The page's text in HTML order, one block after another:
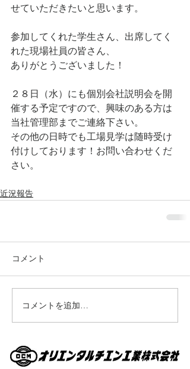
せていただきたいと思います。
参加してくれた学生さん、出席してく
れた現場社員の皆さん、
ありがとうございました！
２８日（水）にも個別会社説明会を開
催する予定ですので、興味のある方は
当社管理部までご連絡下さい。
その他の日時でも工場見学は随時受け
付けしております！お問い合わせくだ
さい。
近況報告
コメント
コメントを追加…